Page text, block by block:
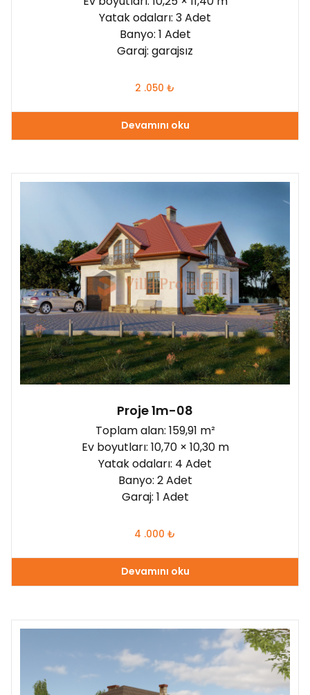
Yatak odaları: 3 Adet
Banyo: 1 Adet
Garaj: garajsız
2 .050 ₺
Devamını oku
Proje 1m-08
Toplam alan: 159,91 m²
Ev boyutları: 10,70 × 10,30 m
Yatak odaları: 4 Adet
Banyo: 2 Adet
Garaj: 1 Adet
4 .000 ₺
Devamını oku